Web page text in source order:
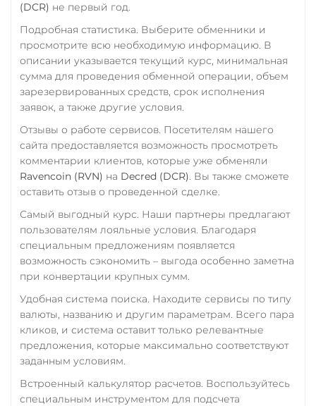
SOL
POL
ARB
AVAXC
OP
TON
NEAR
Tether Gold (XAUt)
Tornado Cash (TORN)
Tron (TRX)
TrueUSD (TUSD)
ERC20 TRC20
TRUMP
ERC20
USD Coin (USDC)
ERC20 BEP20
SOL
NEAR
XLM
RUB UAH
Ощадбанк UAH
Почта Банк RUB
USD EUR UAH
Промсвязьбанк RUB
ПУМБ UAH
РНКБ RUB
Россельхоз банк RUB
Русский Стандарт RUB
Сбербанк
СБП RUB
(DCR) не первый год.
Подробная статистика. Выберите обменники и
просмотрите всю необходимую информацию. В
описании указывается текущий курс, минимальная
сумма для проведения обменной операции, объем
зарезервированных средств, срок исполнения
заявок, а также другие условия.
Отзывы о работе сервисов. Посетителям нашего
сайта предоставляется возможность просмотреть
комментарии клиентов, которые уже обменяли
Ravencoin (RVN) на Decred (DCR). Вы также сможете
оставить отзыв о проведенной сделке.
Самый выгодный курс. Наши партнеры предлагают
пользователям лояльные условия. Благодаря
специальным предложениям появляется
возможность сэкономить – выгода особенно заметна
при конвертации крупных сумм.
Удобная система поиска. Находите сервисы по типу
валюты, названию и другим параметрам. Всего пара
кликов, и система оставит только релевантные
предложения, которые максимально соответствуют
заданным условиям.
Встроенный калькулятор расчетов. Воспользуйтесь
специальным инструментом для подсчета